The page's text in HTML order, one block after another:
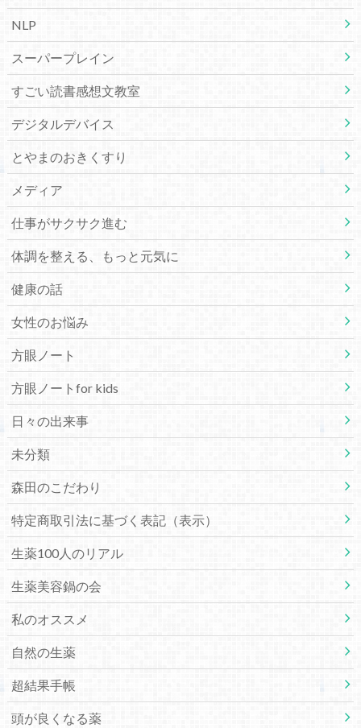
NLP
スーパープレイン
すごい読書感想文教室
デジタルデバイス
とやまのおきくすり
メディア
仕事がサクサク進む
体調を整える、もっと元気に
健康の話
女性のお悩み
方眼ノート
方眼ノートfor kids
日々の出来事
未分類
森田のこだわり
特定商取引法に基づく表記（表示）
生薬100人のリアル
生薬美容鍋の会
私のオススメ
自然の生薬
超結果手帳
頭が良くなる薬